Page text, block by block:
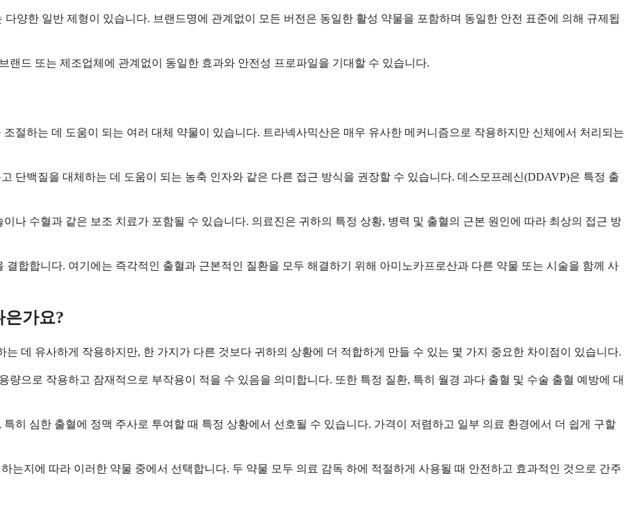
양한 일반 제형이 있습니다. 브랜드명에 관계없이 모든 버전은 동일한 활성 약물을 포함하며 동일한 안전 표준에 의해 규제됩
랜드 또는 제조업체에 관계없이 동일한 효과와 안전성 프로파일을 기대할 수 있습니다.
절하는 데 도움이 되는 여러 대체 약물이 있습니다. 트라넥사믹산은 매우 유사한 메커니즘으로 작용하지만 신체에서 처리되는
단백질을 대체하는 데 도움이 되는 농축 인자와 같은 다른 접근 방식을 권장할 수 있습니다. 데스모프레신(DDAVP)은 특정 출
나 수혈과 같은 보조 치료가 포함될 수 있습니다. 의료진은 귀하의 특정 상황, 병력 및 출혈의 근본 원인에 따라 최상의 접근 방
합합니다. 여기에는 즉각적인 출혈과 근본적인 질환을 모두 해결하기 위해 아미노카프로산과 다른 약물 또는 시술을 함께 사
은가요?
데 유사하게 작용하지만, 한 가지가 다른 것보다 귀하의 상황에 더 적합하게 만들 수 있는 몇 가지 중요한 차이점이 있습니다.
량으로 작용하고 잠재적으로 부작용이 적을 수 있음을 의미합니다. 또한 특정 질환, 특히 월경 과다 출혈 및 수술 출혈 예방에 대
히 심한 출혈에 정맥 주사로 투여할 때 특정 상황에서 선호될 수 있습니다. 가격이 저렴하고 일부 의료 환경에서 더 쉽게 구할
는지에 따라 이러한 약물 중에서 선택합니다. 두 약물 모두 의료 감독 하에 적절하게 사용될 때 안전하고 효과적인 것으로 간주